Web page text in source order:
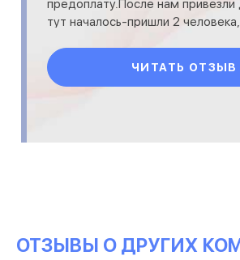
предоплату.После нам привезли
тут началось-пришли 2
отношения не замолкая ни на
ЧИТАТЬ ОТЗЫВ
ОТЗЫВЫ О ДРУГИХ